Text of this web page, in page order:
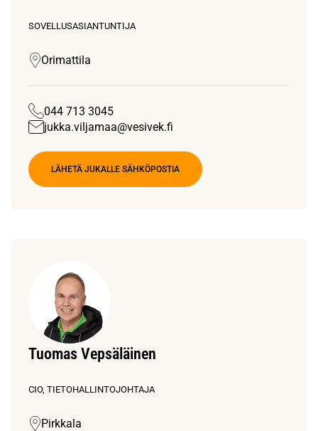
SOVELLUSASIANTUNTIJA
Orimattila
044 713 3045
jukka.viljamaa@vesivek.fi
LÄHETÄ JUKALLE SÄHKÖPOSTIA
Tuomas Vepsäläinen
CIO, TIETOHALLINTOJOHTAJA
Pirkkala